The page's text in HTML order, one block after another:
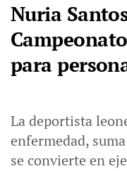
Nuria
para
La deportista
enfermedad,
se convierte en